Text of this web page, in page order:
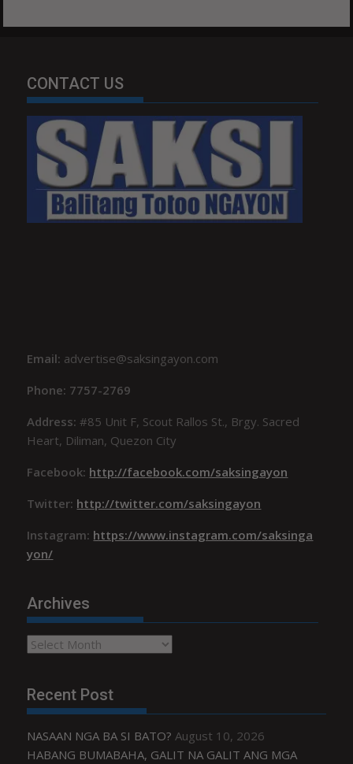
CONTACT US
Email: advertise@saksingayon.com
Phone: 7757-2769
Address:#85 Unit F, Scout Rallos St., Brgy. Sacred
Heart, Diliman, Quezon City
Facebook: http://facebook.com/saksingayon
Twitter: http://twitter.com/saksingayon
Instagram: https://www.instagram.com/saksinga
yon/
Archives
Archives
Recent Post
NASAAN NGA BA SI BATO? August 10, 2026
HABANG BUMABAHA, GALIT NA GALIT ANG MGA